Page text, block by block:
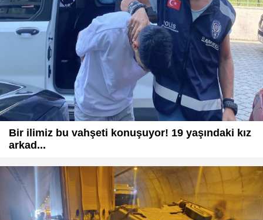
Bir ilimiz bu vahşeti konuşuyor! 19 yaşındaki kız
arkad...